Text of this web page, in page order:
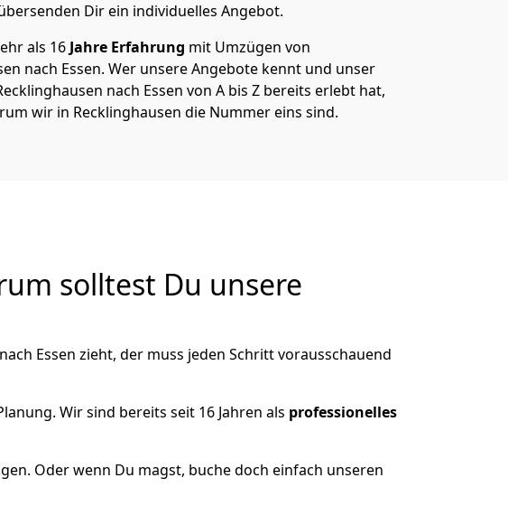
Dir ein individuelles Angebot.
als 16 Jahre Erfahrung mit Umzügen von
nach Essen. Wer unsere Angebote kennt und unser
nach Essen von A bis Z bereits erlebt hat,
wir in Recklinghausen die Nummer eins sind.
solltest Du unsere
Essen zieht, der muss jeden Schritt vorausschauend
Wir sind bereits seit 16 Jahren als professionelles
Oder wenn Du magst, buche doch einfach unseren